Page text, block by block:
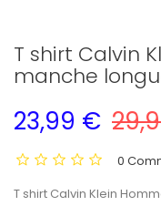
T shirt Calvin
manche
23,99 €
0
T shirt Calvin Klein